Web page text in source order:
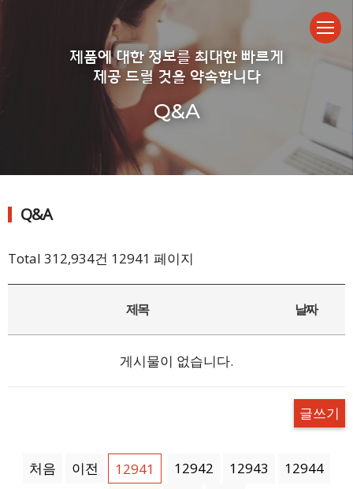
제품에 대한 정보를 최대한 빠르게
제공 드릴 것을 약속합니다
Q&A
Q&A
Total 312,934건 12941 페이지
제목 날짜
게시물이 없습니다.
글쓰기
처음 이전 12941 12942 12943
12944